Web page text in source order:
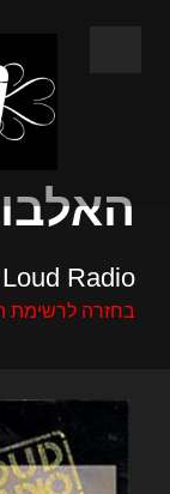
Loud Radio
בחזרה לרשימת